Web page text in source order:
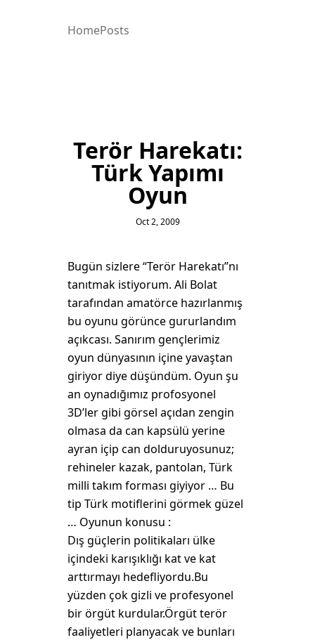
HomePosts
Terör Harekatı:
Türk Yapımı
Oyun
Oct 2, 2009
Bugün sizlere “Terör Harekatı”nı
tanıtmak istiyorum. Ali Bolat
tarafından amatörce hazırlanmış
bu oyunu görünce gururlandım
açıkcası. Sanırım gençlerimiz
oyun dünyasının içine yavaştan
giriyor diye düşündüm. Oyun şu
an oynadığımız profosyonel
3D’ler gibi görsel açıdan zengin
olmasa da can kapsülü yerine
ayran içip can dolduruyosunuz;
rehineler kazak, pantolan, Türk
milli takım forması giyiyor … Bu
tip Türk motiflerini görmek güzel
… Oyunun konusu :
Dış güçlerin politikaları ülke
içindeki karışıklığı kat ve kat
arttırmayı hedefliyordu.Bu
yüzden çok gizli ve profesyonel
bir örgüt kurdular.Örgüt terör
faaliyetleri planyacak ve bunları